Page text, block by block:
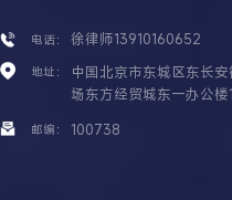
电话： 徐律师13910160652
地址：
中国北京市东城区东长安
场东方经贸城东一办公
邮编： 100738